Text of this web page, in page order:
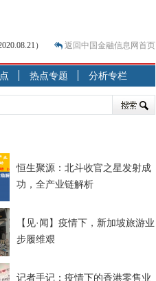
）
）
返回中国金融信息网首页
热点专题 分析专栏
恒生聚源：北斗收官之星发射成
功，全产业链解析
【见·闻】疫情下，新加坡旅游业
步履维艰
记者手记：疫情下的香港零售业